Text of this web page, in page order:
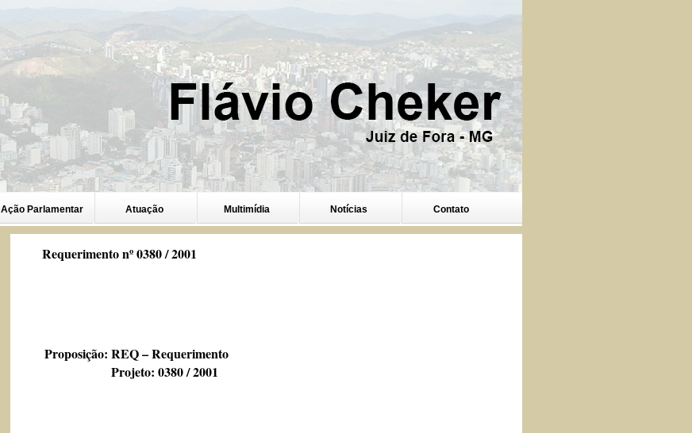
Ação Parlamentar Atuação Multimídia Notícias Contato
Requerimento nº 0380 / 2001
Proposição: REQ – Requerimento
Projeto: 0380 / 2001